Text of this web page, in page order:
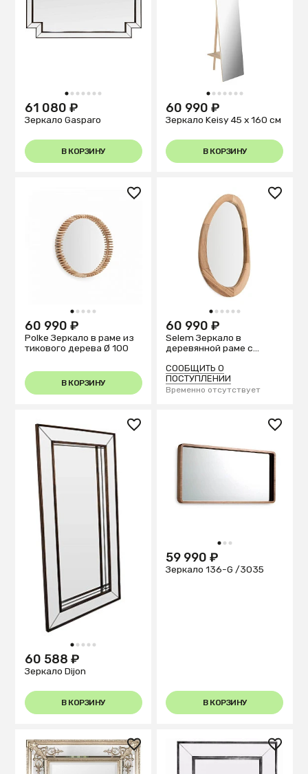
1 2 3 4 5 6 7
61 080 ₽
Зеркало Gasparo
В КОРЗИНУ
1 2 3 4 5 6 7
60 990 ₽
Зеркало Keisy 45 x 160 см
В КОРЗИНУ
1 2 3 4 5
60 990 ₽
Polke Зеркало в раме из
тикового дерева Ø 100
В КОРЗИНУ
1 2 3 4 5 6
60 990 ₽
Selem Зеркало в
деревянной раме с
60 x 107 см
СООБЩИТЬ О
ПОСТУПЛЕНИИ
Временно отсутствует
1 2 3 4 5
60 588 ₽
Зеркало Dijon
В КОРЗИНУ
1 2 3
59 990 ₽
Зеркало 136-G /3035
В КОРЗИНУ